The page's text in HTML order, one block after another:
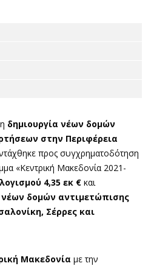
δημιουργία νέων δομών
στην Περιφέρεια
προς συγχρηματοδότηση
«Κεντρική Μακεδονία 2021-
4,35 εκ € και
νέων δομών αντιμετώπισης
Σέρρες και
Μακεδονία με την